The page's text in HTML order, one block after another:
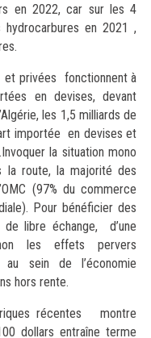
en 2022, car sur les 4
hydrocarbures en 2021 ,
et privées fonctionnent à
en devises, devant
les 1,5 milliards de
importée en devises et
la situation mono
la route, la majorité des
(97% du commerce
Pour bénéficier des
libre échange, d’une
les effets pervers
sein de l’économie
hors rente.
récentes montre
dollars entraîne terme